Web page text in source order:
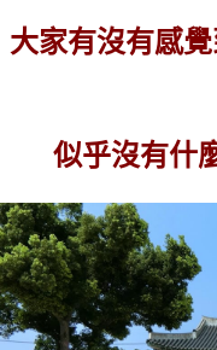
大家有沒有感
似乎沒有什